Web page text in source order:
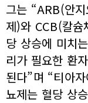
그는 “ARB(안
제)와 CCB(칼슘
당 상승에 미치
리가 필요한 환
된다”며 “티아
뇨제는 혈당 상